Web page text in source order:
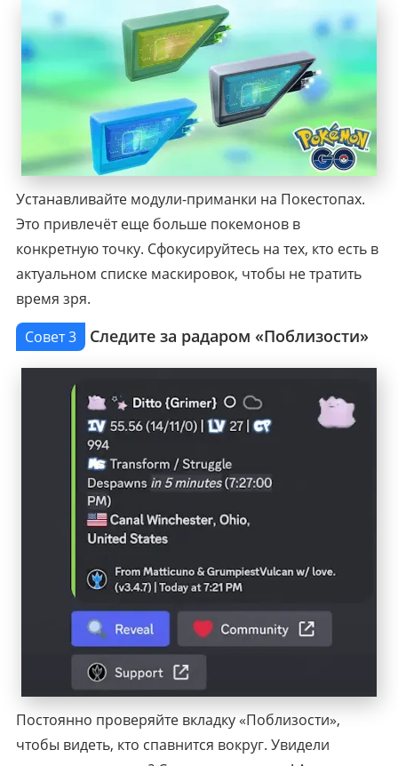
Устанавливайте модули-приманки на Покестопах.
Это привлечёт еще больше покемонов в
конкретную точку. Сфокусируйтесь на тех, кто есть в
актуальном списке маскировок, чтобы не тратить
время зря.
Совет 3
Следите за радаром «Поблизости»
Постоянно проверяйте вкладку «Поблизости»,
чтобы видеть, кто спавнится вокруг. Увидели